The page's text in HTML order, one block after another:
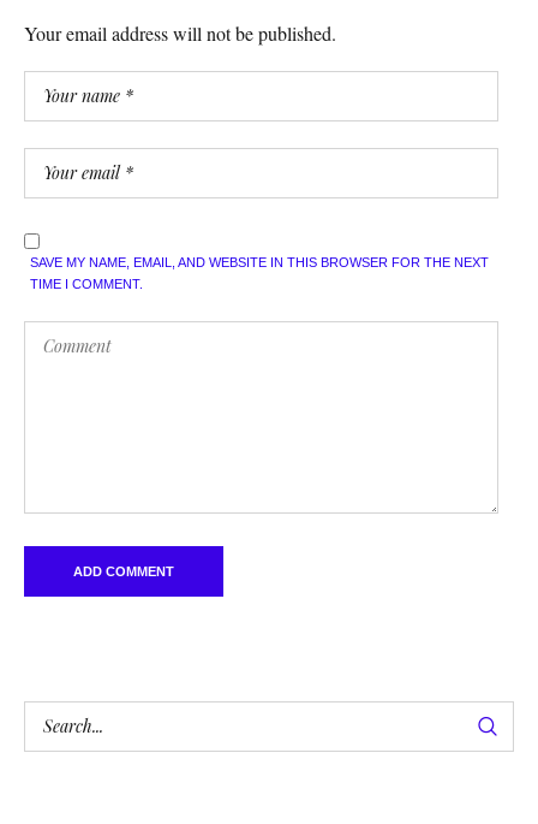
Your email address will not be published.
SAVE MY NAME, EMAIL, AND WEBSITE IN THIS BROWSER FOR THE NEXT
TIME I COMMENT.